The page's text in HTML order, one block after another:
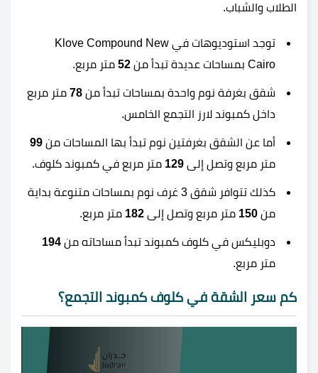
الطلاب والشباب.
توجد استوديوهات في Klove Compound New
Cairo بمساحات عديدة تبدأ من
52 متر مربع.
شقق بغرفة نوم واحدة بمساحات تبدأ من 78 متر مربع
داخل كمبوند لارز التجمع الخامس.
أما عن الشقق بغرفتين نوم تبدأ بها المساحات من 99
متر مربع وتصل إلى 129 متر مربع في كمبوند كلوف.
كذلك تتوافر شقق 3 غرف نوم بمساحات متنوعة بداية
من 150 متر مربع وتصل إلى 182 متر مربع.
دوبليكس في كلوف كمبوند تبدأ مساحاته من 194
متر مربع.
كم سعر الشقة في كلوف كمبوند التجمع؟